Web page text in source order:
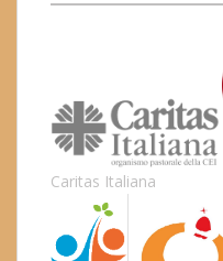
Caritas Italiana